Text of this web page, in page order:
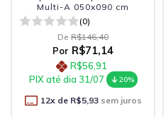
Multi-A 050x090 cm
(0)
De R$146,40
Por R$71,14
R$56,91
PIX até dia 31/07
20%
12x de R$5,93sem juros